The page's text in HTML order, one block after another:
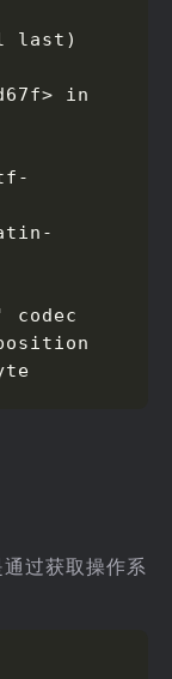
last)
in
codec
过获取操作系